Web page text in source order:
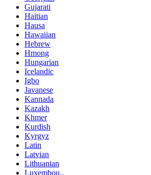
Gujarati
Haitian
Hausa
Hawaiian
Hebrew
Hmong
Hungarian
Icelandic
Igbo
Javanese
Kannada
Kazakh
Khmer
Kurdish
Kyrgyz
Latin
Latvian
Lithuanian
Luxembou..